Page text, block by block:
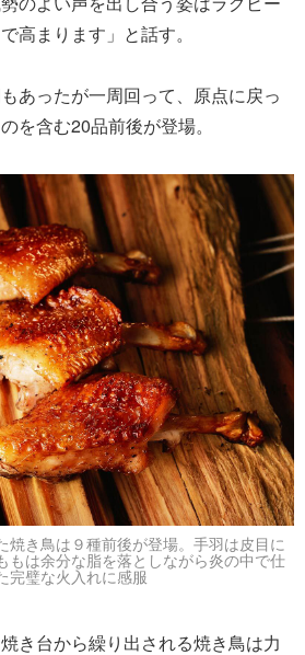
高まります」と話す。
あったが一周回って、原点に戻っ
を含む20品前後が登場。
焼き鳥は９種前後が登場。手羽は皮目に
もは余分な脂を落としながら炎の中で仕
完璧な火入れに感服
き台から繰り出される焼き鳥は力